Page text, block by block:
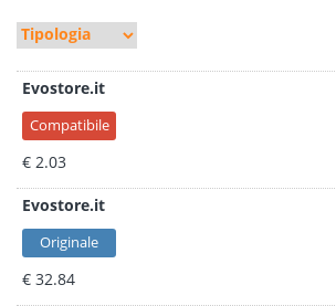
Evostore.it
Compatibile
€ 2.03
Evostore.it
Originale
€ 32.84